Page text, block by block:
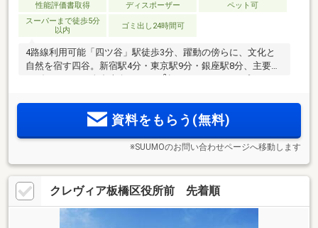
性能評価書取得 ディスポーザー
ペット可
スーパーまで徒歩5分
以内
ゴミ出し24時間可
4路線利用可能「四ツ谷」駅徒歩3分、躍動の傍らに、文化と
自然を宿す四谷。新宿駅4分・東京駅9分・銀座駅8分、主要駅
2
しむ。内廊下設計とトリプルセキュリティの高い防犯性で都
市生活をサポート
資料をもらう(無料)
※SUUMOのお問い合わせページへ移動します
クレヴィア板橋区役所前 先着順